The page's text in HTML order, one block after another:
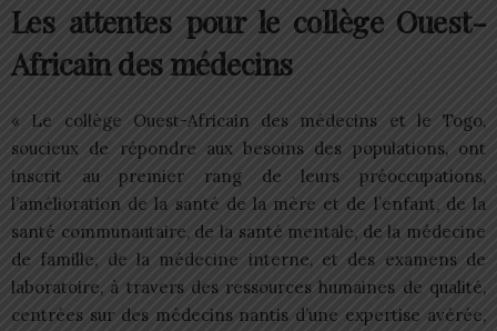
Les attentes pour le collège Ouest-
Africain des médecins
« Le collège Ouest-Africain des médecins et le Togo,
soucieux de répondre aux besoins des populations, ont
inscrit au premier rang de leurs préoccupations,
l’amélioration de la santé de la mère et de l’enfant, de la
santé communautaire, de la santé mentale, de la médecine
de famille, de la médecine interne, et des examens de
laboratoire, à travers des ressources humaines de qualité,
centrées sur des médecins nantis d’une expertise avérée,